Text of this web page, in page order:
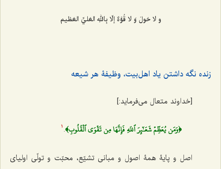
و لا حَولَ وَ لا قُوَّةَ إلّا بِاللهِ العَليِّ العَظيم‌
زنده نگه ‌داشتن یاد اهل‌بیت، وظیفۀ هر شیعه
[خداوند متعال می‌فرماید:]
﴿وَمَن يُعَظِّمۡ شَعَـٰٓئِرَ ٱللَهِ فَإِنَّهَا مِن تَقۡوَى ٱلۡقُلُوبِ﴾.
1
اصل و پایۀ همۀ اصول و مبانی تشیّع، محبّت و تولّی اولیای